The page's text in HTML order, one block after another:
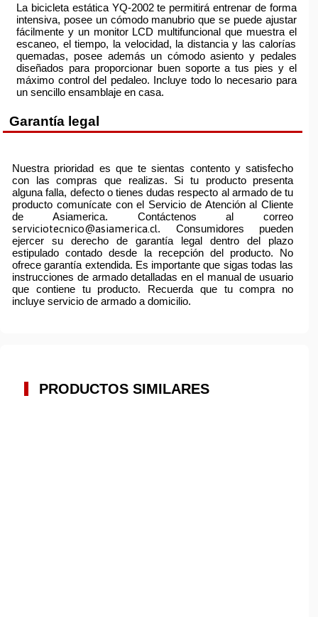
La bicicleta estática YQ-2002 te permitirá entrenar de forma
intensiva, posee un cómodo manubrio que se puede ajustar
fácilmente y un monitor LCD multifuncional que muestra el
escaneo, el tiempo, la velocidad, la distancia y las calorías
quemadas, posee además un cómodo asiento y pedales
diseñados para proporcionar buen soporte a tus pies y el
máximo control del pedaleo. Incluye todo lo necesario para
un sencillo ensamblaje en casa.
Garantía legal
Nuestra prioridad es que te sientas contento y satisfecho
con las compras que realizas. Si tu producto presenta
alguna falla, defecto o tienes dudas respecto al armado de tu
producto comunícate con el Servicio de Atención al Cliente
de Asiamerica. Contáctenos al correo
serviciotecnico@asiamerica.cl. Consumidores pueden
ejercer su derecho de garantía legal dentro del plazo
estipulado contado desde la recepción del producto. No
ofrece garantía extendida. Es importante que sigas todas las
instrucciones de armado detalladas en el manual de usuario
que contiene tu producto. Recuerda que tu compra no
incluye servicio de armado a domicilio.
PRODUCTOS SIMILARES